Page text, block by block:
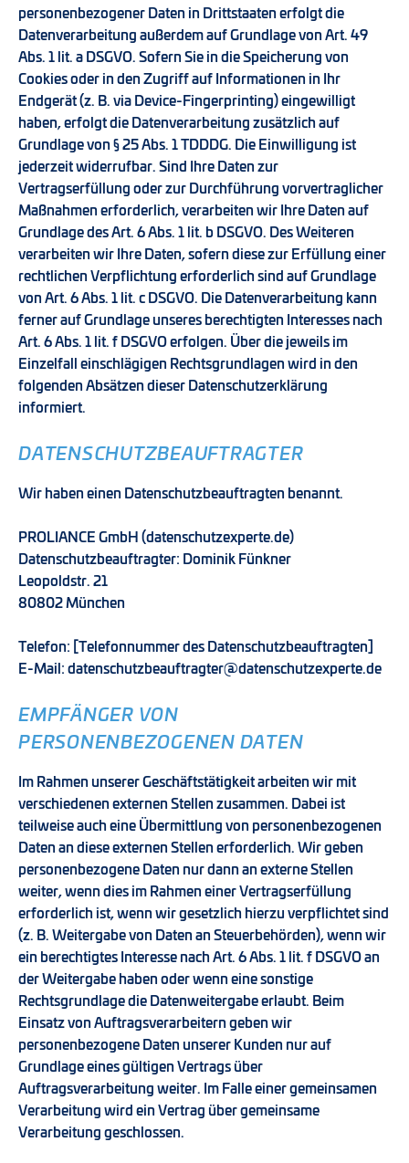
personenbezogener Daten in Drittstaaten erfolgt die
Datenverarbeitung außerdem auf Grundlage von Art. 49
Abs. 1 lit. a DSGVO. Sofern Sie in die Speicherung von
Cookies oder in den Zugriff auf Informationen in Ihr
Endgerät (z. B. via Device-Fingerprinting) eingewilligt
haben, erfolgt die Datenverarbeitung zusätzlich auf
Grundlage von § 25 Abs. 1 TDDDG. Die Einwilligung ist
jederzeit widerrufbar. Sind Ihre Daten zur
Vertragserfüllung oder zur Durchführung vorvertraglicher
Maßnahmen erforderlich, verarbeiten wir Ihre Daten auf
Grundlage des Art. 6 Abs. 1 lit. b DSGVO. Des Weiteren
verarbeiten wir Ihre Daten, sofern diese zur Erfüllung einer
rechtlichen Verpflichtung erforderlich sind auf Grundlage
von Art. 6 Abs. 1 lit. c DSGVO. Die Datenverarbeitung kann
ferner auf Grundlage unseres berechtigten Interesses nach
Art. 6 Abs. 1 lit. f DSGVO erfolgen. Über die jeweils im
Einzelfall einschlägigen Rechtsgrundlagen wird in den
folgenden Absätzen dieser Datenschutzerklärung
informiert.
DATENSCHUTZ­BEAUFTRAGTER
Wir haben einen Datenschutzbeauftragten benannt.
PROLIANCE GmbH (datenschutzexperte.de)
Datenschutzbeauftragter: Dominik Fünkner
Leopoldstr. 21
80802 München
Telefon: [Telefonnummer des Datenschutzbeauftragten]
E-Mail: datenschutzbeauftragter@datenschutzexperte.de
EMPFÄNGER VON
PERSONENBEZOGENEN DATEN
Im Rahmen unserer Geschäftstätigkeit arbeiten wir mit
verschiedenen externen Stellen zusammen. Dabei ist
teilweise auch eine Übermittlung von personenbezogenen
Daten an diese externen Stellen erforderlich. Wir geben
personenbezogene Daten nur dann an externe Stellen
weiter, wenn dies im Rahmen einer Vertragserfüllung
erforderlich ist, wenn wir gesetzlich hierzu verpflichtet sind
(z. B. Weitergabe von Daten an Steuerbehörden), wenn wir
ein berechtigtes Interesse nach Art. 6 Abs. 1 lit. f DSGVO an
der Weitergabe haben oder wenn eine sonstige
Rechtsgrundlage die Datenweitergabe erlaubt. Beim
Einsatz von Auftragsverarbeitern geben wir
personenbezogene Daten unserer Kunden nur auf
Grundlage eines gültigen Vertrags über
Auftragsverarbeitung weiter. Im Falle einer gemeinsamen
Verarbeitung wird ein Vertrag über gemeinsame
Verarbeitung geschlossen.